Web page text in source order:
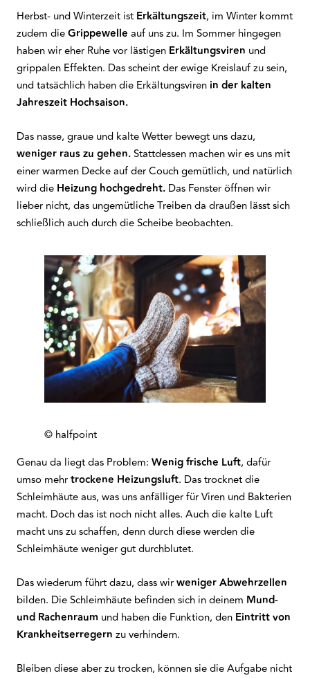
Herbst- und Winterzeit ist Erkältungszeit, im Winter kommt
zudem dieGrippewelle auf uns zu. Im Sommer hingegen
haben wir eher Ruhe vor lästigen Erkältungsviren und
grippalen Effekten. Das scheint der ewige Kreislauf zu sein,
und tatsächlich haben die Erkältungsviren in der kalten
Jahreszeit Hochsaison.
Das nasse, graue und kalte Wetter bewegt uns dazu,
weniger raus zu gehen.Stattdessen machen wir es uns mit
einer warmen Decke auf der Couch gemütlich, und natürlich
wird die Heizung hochgedreht. Das Fenster öffnen wir
lieber nicht, das ungemütliche Treiben da draußen lässt sich
schließlich auch durch die Scheibe beobachten.
© halfpoint
Genau da liegt das Problem: Wenig frische Luft, dafür
umso mehrtrockene Heizungsluft. Das trocknet die
Schleimhäute aus, was uns anfälliger für Viren und Bakterien
macht. Doch das ist noch nicht alles. Auch die kalte Luft
macht uns zu schaffen, denn durch diese werden die
Schleimhäute weniger gut durchblutet.
Das wiederum führt dazu, dass wirwenigerAbwehrzellen
bilden. Die Schleimhäute befinden sich in deinem Mund-
und Rachenraum und haben die Funktion, den Eintrittvon
Krankheitserregern zu verhindern.
Bleiben diese aber zu trocken, können sie die Aufgabe nicht